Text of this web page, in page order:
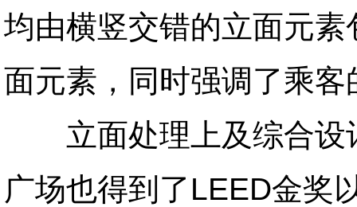
均由横竖交错的立面元
面元素，同时强调了乘
立面处理上及综合设
广场也得到了LEED金奖